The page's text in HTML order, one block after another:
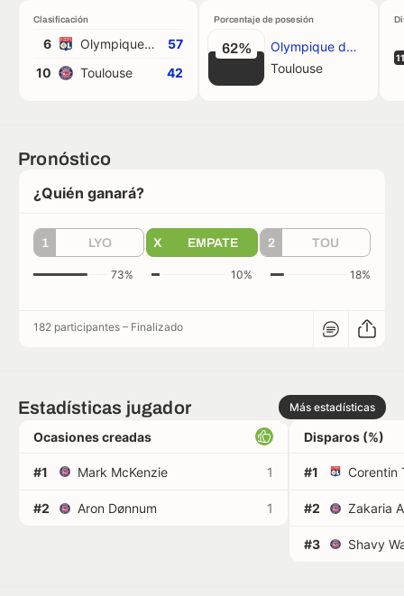
Clasificación
6 Olympique de Lyon
57
10
Toulouse 42
Porcentaje de posesión
62%
Olympique de Lyon
Toulouse
11
Pronóstico
¿Quién ganará?
1 LYO X EMPATE 2 TOU
73% 10% 18%
182 participantes – Finalizado
Estadísticas jugador Más estadísticas
Ocasiones creadas
#1 Mark McKenzie 1
#2 Aron Dønnum 1
Disparos (%)
#1 Corentin
#2 Zakaria
#3